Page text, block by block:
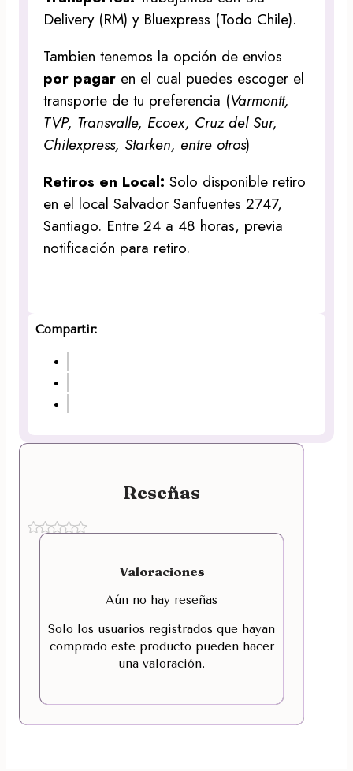
Delivery (RM) y Bluexpress (Todo Chile).
Tambien tenemos la opción de envios
por pagar en el cual puedes escoger el
transporte de tu preferencia (Varmontt,
TVP, Transvalle, Ecoex, Cruz del Sur,
Chilexpress, Starken, entre otros)
Retiros en Local:Solo disponible retiro
en el local Salvador Sanfuentes 2747,
Santiago. Entre 24 a 48 horas, previa
notificación para retiro.
Compartir:
Reseñas
Valoraciones
Aún no hay reseñas
Solo los usuarios registrados que hayan
comprado este producto pueden hacer
una valoración.